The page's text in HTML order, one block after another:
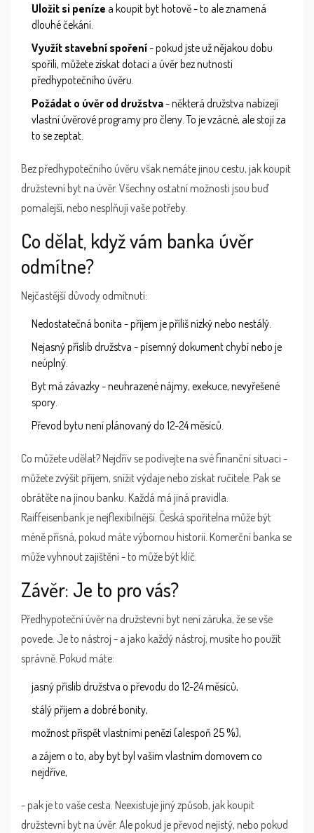
Uložit si peníze a koupit byt hotově - to ale znamená
dlouhé čekání.
Využít stavební spoření- pokud jste už nějakou dobu
spořili, můžete získat dotaci a úvěr bez nutnosti
předhypotečního úvěru.
Požádat o úvěr od družstva- některá družstva nabízejí
vlastní úvěrové programy pro členy. To je vzácné, ale stojí za
to se zeptat.
Bez předhypotečního úvěru však nemáte jinou cestu, jak koupit
družstevní byt na úvěr. Všechny ostatní možnosti jsou buď
pomalejší, nebo nesplňují vaše potřeby.
Co dělat, když vám banka úvěr
odmítne?
Nejčastější důvody odmítnutí:
Nedostatečná bonita - příjem je příliš nízký nebo nestálý.
Nejasný příslib družstva - písemný dokument chybí nebo je
neúplný.
Byt má závazky - neuhrazené nájmy, exekuce, nevyřešené
spory.
Převod bytu není plánovaný do 12-24 měsíců.
Co můžete udělat? Nejdřív se podívejte na své finanční situaci -
můžete zvýšit příjem, snížit výdaje nebo získat ručitele. Pak se
obrátěte na jinou banku. Každá má jiná pravidla.
Raiffeisenbank je nejflexibilnější. Česká spořitelna může být
méně přísná, pokud máte výbornou historii. Komerční banka se
může vyhnout zajištění - to může být klíč.
Závěr: Je to pro vás?
Předhypoteční úvěr na družstevní byt není záruka, že se vše
povede. Je to nástroj - a jako každý nástroj, musíte ho použít
správně. Pokud máte:
jasný příslib družstva o převodu do 12-24 měsíců,
stálý příjem a dobré bonity,
možnost přispět vlastními penězi (alespoň 25 %),
a zájem o to, aby byt byl vašim vlastním domovem co
nejdříve,
- pak je to vaše cesta. Neexistuje jiný způsob, jak koupit
družstevní byt na úvěr. Ale pokud je převod nejistý, nebo pokud